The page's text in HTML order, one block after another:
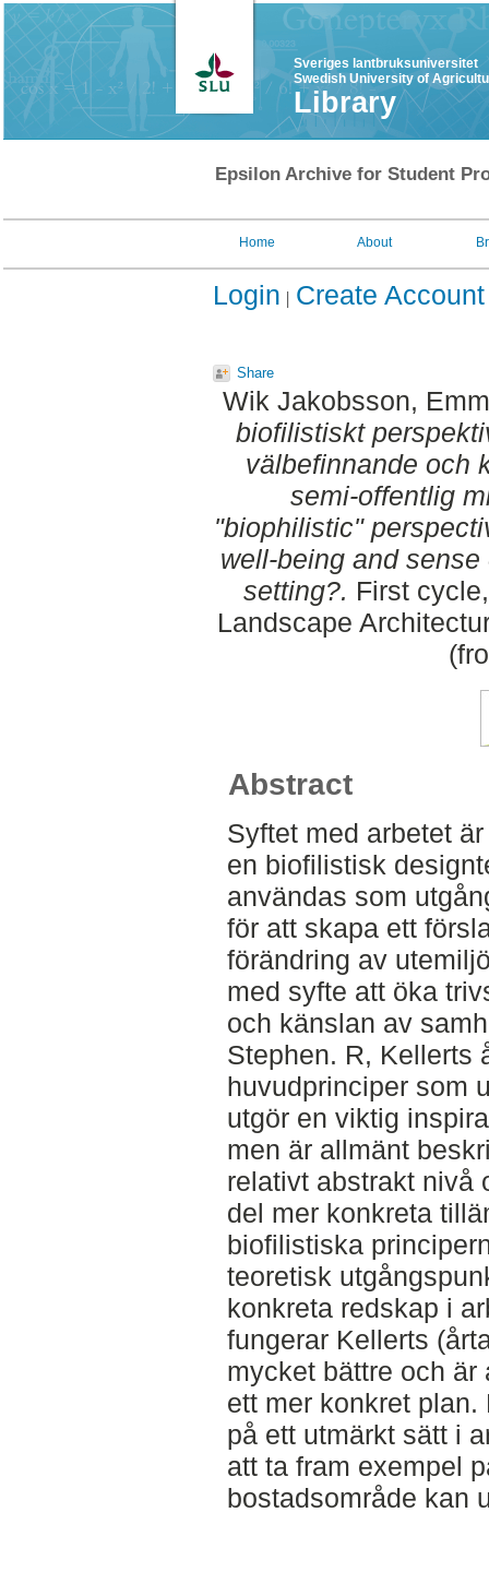
Sveriges lantbruksuniversitet
Swedish University of
Library
Epsilon Archive for Student
Home About
Login Create Account
Share
Wik Jakobsson,
biofilistiskt
välbefinnande och
semi-offentlig
"biophilistic"
well-being and
setting?. First
Landscape
Abstract
Syftet med arbetet
en biofilistisk
användas som
för att skapa ett
förändring av
med syfte att öka
och känslan av
Stephen. R, Kellerts
huvudprinciper som
utgör en viktig
men är allmänt
relativt abstrakt nivå
del mer konkreta
biofilistiska
teoretisk
konkreta redskap i
fungerar Kellerts
mycket bättre och är
ett mer konkret
på ett utmärkt sätt i
att ta fram exempel
bostadsområde kan